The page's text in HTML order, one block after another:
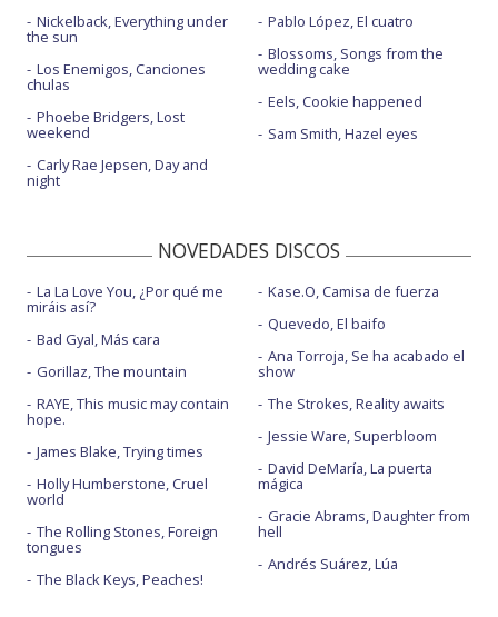
Nickelback, Everything under
the sun
Los Enemigos, Canciones
chulas
Phoebe Bridgers, Lost
weekend
Carly Rae Jepsen, Day and
night
Pablo López, El cuatro
Blossoms, Songs from the
wedding cake
Eels, Cookie happened
Sam Smith, Hazel eyes
NOVEDADES DISCOS
La La Love You, ¿Por qué me
miráis así?
Bad Gyal, Más cara
Gorillaz, The mountain
RAYE, This music may contain
hope.
James Blake, Trying times
Holly Humberstone, Cruel
world
The Rolling Stones, Foreign
tongues
The Black Keys, Peaches!
Kase.O, Camisa de fuerza
Quevedo, El baifo
Ana Torroja, Se ha acabado el
show
The Strokes, Reality awaits
Jessie Ware, Superbloom
David DeMaría, La puerta
mágica
Gracie Abrams, Daughter from
hell
Andrés Suárez, Lúa